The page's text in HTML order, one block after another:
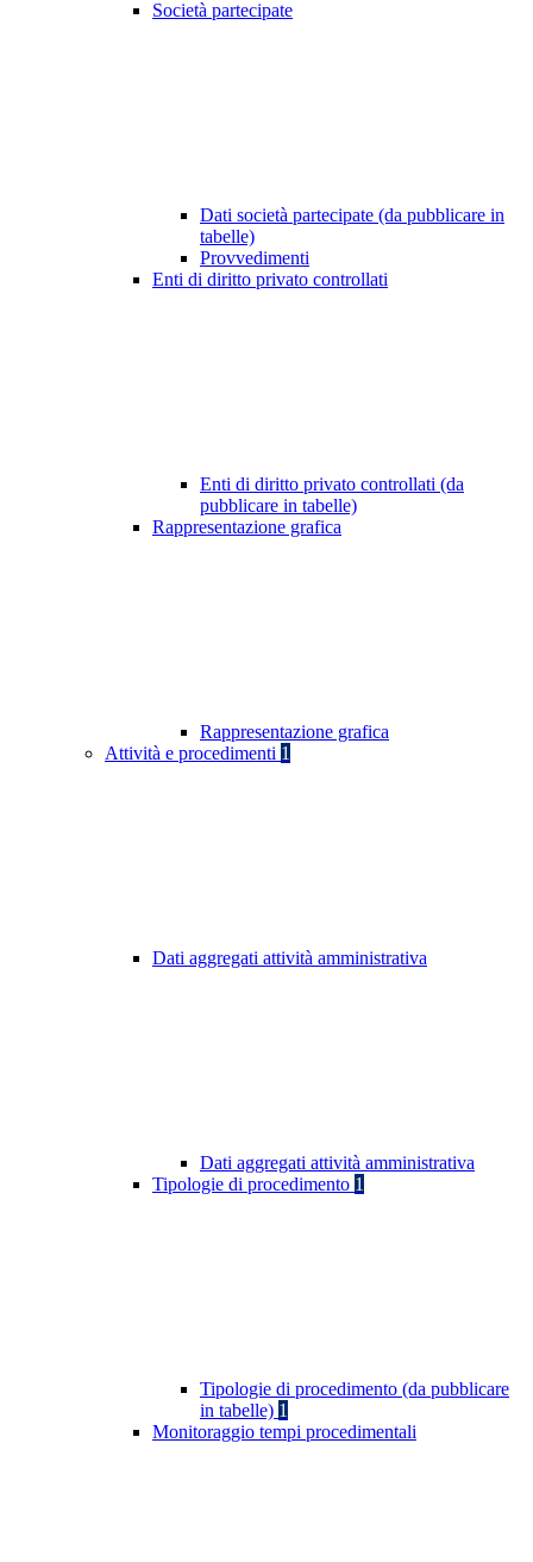
Società partecipate
Dati società partecipate (da pubblicare in
tabelle)
Provvedimenti
Enti di diritto privato controllati
Enti di diritto privato controllati (da
pubblicare in tabelle)
Rappresentazione grafica
Rappresentazione grafica
Attività e procedimenti 1
Dati aggregati attività amministrativa
Dati aggregati attività amministrativa
Tipologie di procedimento 1
Tipologie di procedimento (da pubblicare
in tabelle) 1
Monitoraggio tempi procedimentali